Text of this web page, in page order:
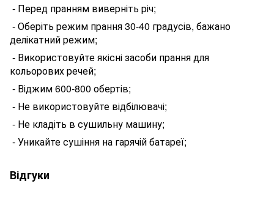
- Перед пранням виверніть річ;
- Оберіть режим прання 30-40 градусів, бажано
делікатний режим;
- Використовуйте якісні засоби прання для
кольорових речей;
- Віджим 600-800 обертів;
- Не використовуйте відбілювачі;
- Не кладіть в сушильну машину;
- Уникайте сушіння на гарячій батареї;
Відгуки